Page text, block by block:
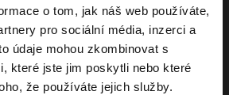
o tom, jak náš web používáte,
pro sociální média, inzerci a
údaje mohou zkombinovat s
které jste jim poskytli nebo které
že používáte jejich služby.